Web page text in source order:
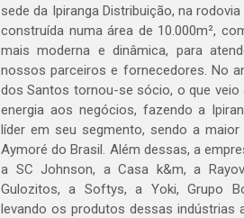
sede da Ipiranga Distribuição, na
construída numa área de 10.000m²,
mais moderna e dinâmica, para
nossos parceiros e fornecedores. No
dos Santos tornou-se sócio, o que veio
energia aos negócios, fazendo a
líder em seu segmento, sendo a
Aymoré do Brasil. Além dessas, a
a SC Johnson, a Casa k&m, a
Gulozitos, a Softys, a Yoki, Grupo
levando os produtos dessas indústrias